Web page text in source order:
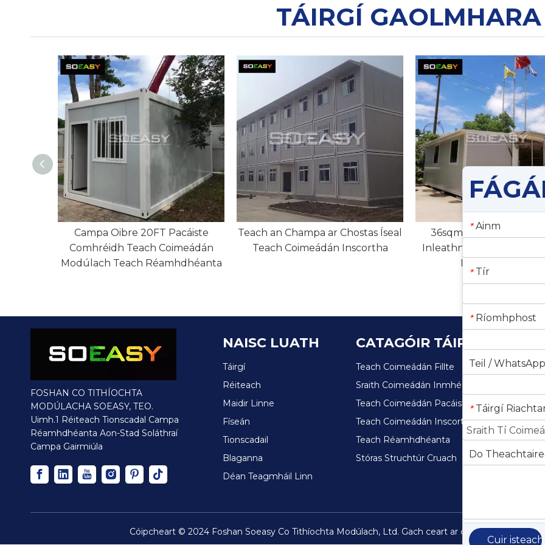
TÁIRGÍ GAOLMHARA
Campa Oibre 20FT Pacáiste
Comhréidh Teach Coimeádán
Modúlach Teach Réamhdhéanta
Teach an Champa ar Chostas Íseal
Teach Coimeádán Inscortha
36sqm Só Teach
Inleathnaithe Saoire Villa
Réamhdhéanta
* Ainm
* Tír
* Ríomhphost
Teil / WhatsApp
* Táirgí
Do
Cuir isteach
FOSHAN CO TITHÍOCHTA
MODÚLACHA SOEASY, TEO.
Uimh.1 Réiteach Tionscadal Campa
Réamhdhéanta Aon-Stad Soláthraí
Campa Gairmiúla
NAISC LUATH
Táirgí
Réiteach
Maidir Linne
Físeán
Tionscadail
Blaganna
Déan Teagmháil Linn
CATAGÓIR TÁIRGÍ
Teach Coimeádán Fillte
Sraith Coimeádán Inmhéadaithe
Teach Coimeádán Pacáiste Comhréidh
Teach Coimeádán Inscortha
Teach Réamhdhéanta
Stóras Struchtúr Cruach
Cóipcheart © 2024 Foshan Soeasy Co Tithíochta Modúlach, Ltd. Gach ceart ar cosaint.Léarscáil an